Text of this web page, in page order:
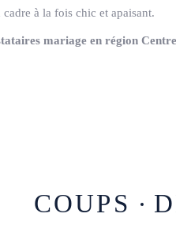
à la fois chic et apaisant.
mariage en région Centre
COUPS